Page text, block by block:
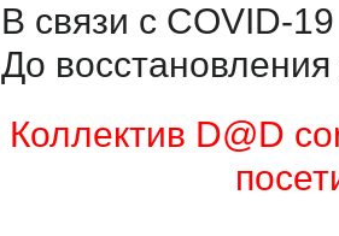
В связи с COVID-
До
Коллектив D@D